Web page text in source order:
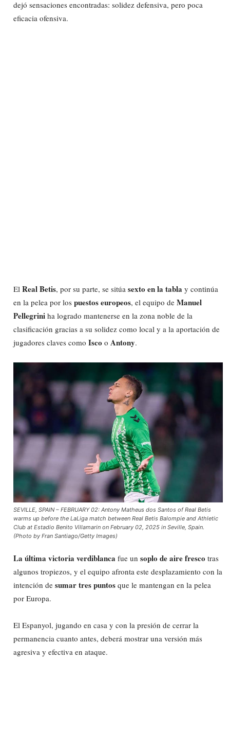
dejó sensaciones encontradas: solidez defensiva, pero poca
eficacia ofensiva.
El Real Betis, por su parte, se sitúa sexto en la tabla y continúa
en la pelea por los puestos europeos, el equipo de Manuel
Pellegrini ha logrado mantenerse en la zona noble de la
clasificación gracias a su solidez como local y a la aportación de
jugadores claves como Isco o Antony.
SEVILLE, SPAIN – FEBRUARY 02: Antony Matheus dos Santos of Real Betis
warms up before the LaLiga match between Real Betis Balompie and Athletic
Club at Estadio Benito Villamarin on February 02, 2025 in Seville, Spain.
(Photo by Fran Santiago/Getty Images)
La última victoria verdiblanca fue un soplo de aire fresco tras
algunos tropiezos, y el equipo afronta este desplazamiento con la
intención de sumar tres puntos que le mantengan en la pelea
por Europa.
El Espanyol, jugando en casa y con la presión de cerrar la
permanencia cuanto antes, deberá mostrar una versión más
agresiva y efectiva en ataque.